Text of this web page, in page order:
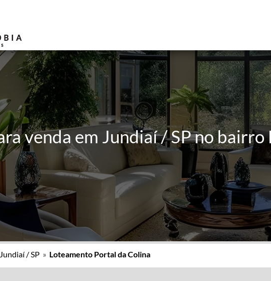
venda em Jundiaí / SP no
Jundiaí / SP » Loteamento Portal da Colina